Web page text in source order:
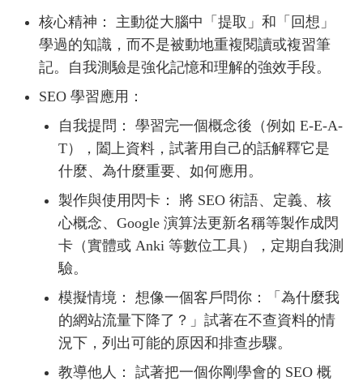
核心精神： 主動從大腦中「提取」和「回想」
學過的知識，而不是被動地重複閱讀或複習筆
記。自我測驗是強化記憶和理解的強效手段。
SEO 學習應用：
自我提問： 學習完一個概念後（例如 E-E-A-
T），闔上資料，試著用自己的話解釋它是
什麼、為什麼重要、如何應用。
製作與使用閃卡： 將 SEO 術語、定義、核
心概念、Google 演算法更新名稱等製作成閃
卡（實體或 Anki 等數位工具），定期自我測
驗。
模擬情境： 想像一個客戶問你：「為什麼我
的網站流量下降了？」試著在不查資料的情
況下，列出可能的原因和排查步驟。
教導他人： 試著把一個你剛學會的 SEO 概